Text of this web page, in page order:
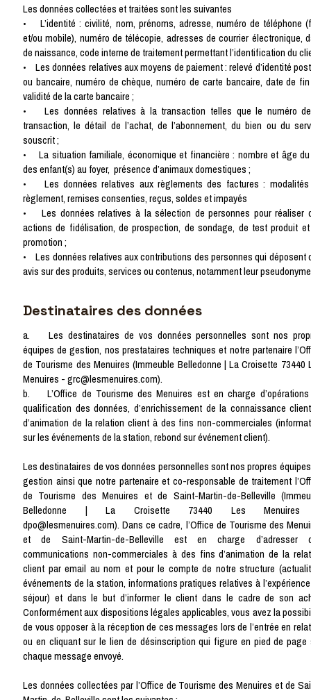
Les données collectées et traitées sont les suivantes
• L’identité : civilité, nom, prénoms, adresse, numéro de téléphone
et/ou mobile), numéro de télécopie, adresses de courrier électronique,
de naissance, code interne de traitement permettant l’identification du
• Les données relatives aux moyens de paiement : relevé d’identité
ou bancaire, numéro de chèque, numéro de carte bancaire, date de
validité de la carte bancaire ;
• Les données relatives à la transaction telles que le numéro
transaction, le détail de l’achat, de l’abonnement, du bien ou du
souscrit ;
• La situation familiale, économique et financière : nombre et âge
des enfant(s) au foyer, présence d’animaux domestiques ;
• Les données relatives aux règlements des factures :
règlement, remises consenties, reçus, soldes et impayés
• Les données relatives à la sélection de personnes pour réaliser
actions de fidélisation, de prospection, de sondage, de test produit
promotion ;
• Les données relatives aux contributions des personnes qui déposent
avis sur des produits, services ou contenus, notamment leur
Destinataires des données
a. Les destinataires de vos données personnelles sont nos
équipes de gestion, nos prestataires techniques et notre partenaire
de Tourisme des Menuires (Immeuble Belledonne | La Croisette 73440
Menuires - grc@lesmenuires.com).
b. L’Office de Tourisme des Menuires est en charge
qualification des données, d’enrichissement de la connaissance
d’animation de la relation client à des fins non-commerciales
sur les événements de la station, rebond sur événement client).
Les destinataires de vos données personnelles sont nos propres
gestion ainsi que notre partenaire et co-responsable de traitement
de Tourisme des Menuires et de Saint-Martin-de-Belleville
Belledonne | La Croisette 73440 Les
dpo@lesmenuires.com). Dans ce cadre, l’Office de Tourisme des
et de Saint-Martin-de-Belleville est en charge d’adresser
communications non-commerciales à des fins d’animation de la
client par email au nom et pour le compte de notre structure
événements de la station, informations pratiques relatives à
séjour) et dans le but d’informer le client dans le cadre de son
Conformément aux dispositions légales applicables, vous avez la
de vous opposer à la réception de ces messages lors de l’entrée en
ou en cliquant sur le lien de désinscription qui figure en pied de page
chaque message envoyé.
Les données collectées par l’Office de Tourisme des Menuires et de